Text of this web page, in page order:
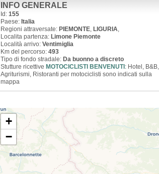
INFO GENERALE
Id: 155
Paese: Italia
Regioni attraversate: PIEMONTE, LIGURIA,
Localita partenza: Limone Piemonte
Località arrivo: Ventimiglia
Km del percorso: 493
Tipo di fondo stradale: Da buonno a discreto
Stutture ricettive MOTOCICLISTI BENVENUTI : Hotel, B&B,
Agriturismi, Ristoranti per motociclisti sono indicati sulla
mappa
+
−